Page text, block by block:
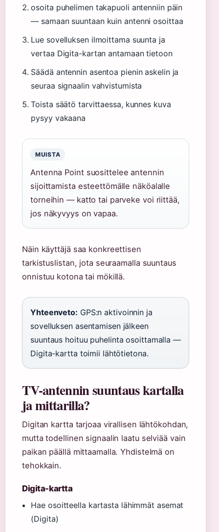
osoita puhelimen takapuoli antenniin päin
— samaan suuntaan kuin antenni osoittaa
Lue sovelluksen ilmoittama suunta ja
vertaa Digita-kartan antamaan tietoon
Säädä antennin asentoa pienin askelin ja
seuraa signaalin vahvistumista
Toista säätö tarvittaessa, kunnes kuva
pysyy vakaana
MUISTA
Antenna Point suosittelee antennin
sijoittamista esteettömälle näköalalle
torneihin — katto tai parveke voi riittää,
jos näkyvyys on vapaa.
Näin käyttäjä saa konkreettisen
tarkistuslistan, jota seuraamalla suuntaus
onnistuu kotona tai mökillä.
Yhteenveto: GPS:n aktivoinnin ja
sovelluksen asentamisen jälkeen
suuntaus hoituu puhelinta osoittamalla —
Digita-kartta toimii lähtötietona.
TV-antennin suuntaus kartalla
ja mittarilla?
Digitan kartta tarjoaa virallisen lähtökohdan,
mutta todellinen signaalin laatu selviää vain
paikan päällä mittaamalla. Yhdistelmä on
tehokkain.
Digita-kartta
Hae osoitteella kartasta lähimmät asemat
(Digita)